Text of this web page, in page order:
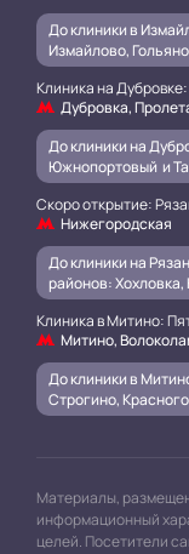
До клиники в
Измайлово,
Клиника на
Дубровка,
До клиники на
Южнопортовый и
Скоро открытие:
Нижегородская
До клиники на
районов:
Клиника в Митино:
Митино,
До клиники в
Строгино,
Материалы,
информационный
целей. Посетители